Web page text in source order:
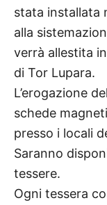
stata installata
alla
verrà allestita
di Tor Lupara.
L’erogazione
schede
presso i locali
Saranno
tessere.
Ogni tessera